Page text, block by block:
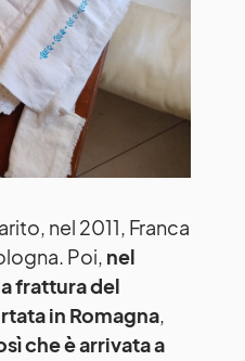
nel 2011, Franca
Poi, nel
frattura del
in Romagna,
che è arrivata a